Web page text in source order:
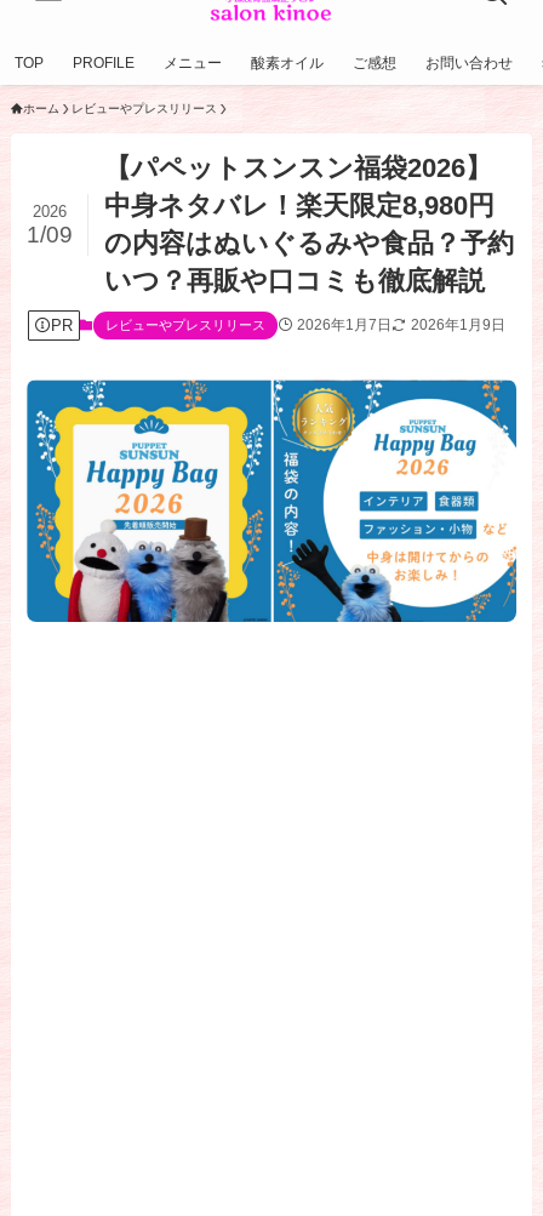
TOP PROFILE メニュー 酸素オイル ご感想 お問い合わせ
ホーム レビューやプレスリリース
【パペットスンスン福袋2026】
中身ネタバレ！楽天限定8,980円
の内容はぬいぐるみや食品？予約
いつ？再販や口コミも徹底解説
2026
1/09
PR レビューやプレスリリース 2026年1月7日 2026年1月9日